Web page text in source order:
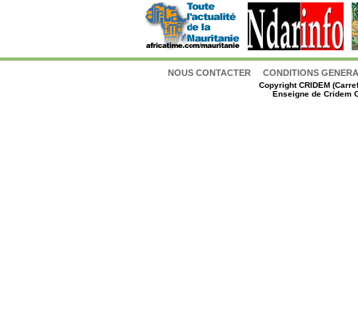
NOUS CONTACTER CONDITIONS
CopyrightCRIDEM
Enseigne de Cridem